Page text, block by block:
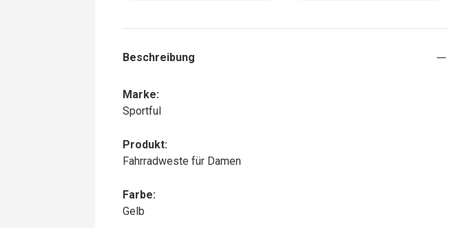
Beschreibung
Marke:
Sportful
Produkt:
Fahrradweste für Damen
Farbe:
Gelb